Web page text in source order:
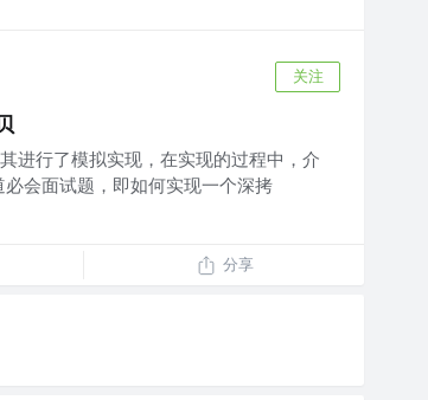
关注
进行了模拟实现，在实现的过程中，介
会面试题，即如何实现一个深拷
分享